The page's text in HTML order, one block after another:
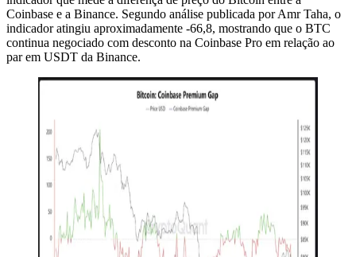
Coinbase e a Binance. Segundo análise publicada por Amr Taha, o
indicador atingiu aproximadamente -66,8, mostrando que o BTC
continua negociado com desconto na Coinbase Pro em relação ao
par em USDT da Binance.